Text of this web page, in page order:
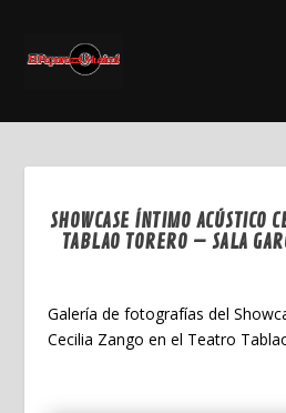
SHOWCASE ÍNTIMO ACÚSTICO
TABLAO TORERO – SALA
Galería de fotografías del
Cecilia Zango en el Teatro